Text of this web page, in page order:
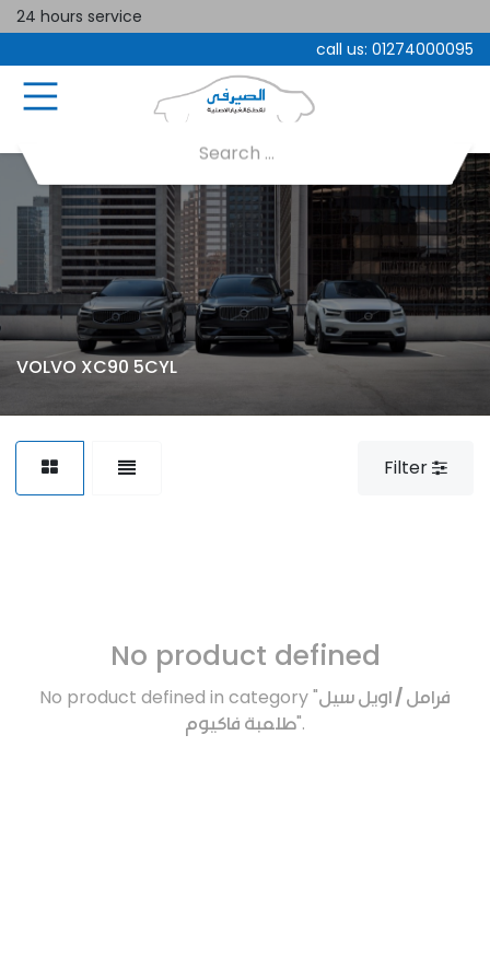
24 hours service
call us: 01274000095
VOLVO XC90 5CYL
Filter
No product defined
No product defined in category "فرامل / اويل سيل
طلمبة فاكيوم".